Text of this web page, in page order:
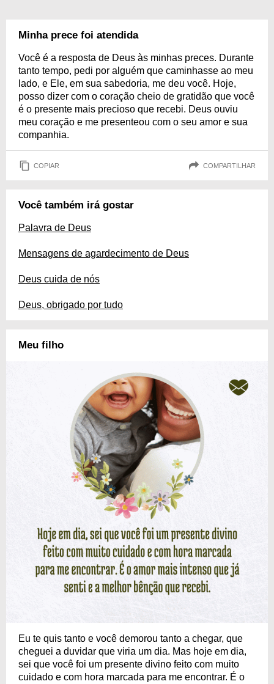
Minha prece foi atendida
Você é a resposta de Deus às minhas preces. Durante
tanto tempo, pedi por alguém que caminhasse ao meu
lado, e Ele, em sua sabedoria, me deu você. Hoje,
posso dizer com o coração cheio de gratidão que você
é o presente mais precioso que recebi. Deus ouviu
meu coração e me presenteou com o seu amor e sua
companhia.
COPIAR COMPARTILHAR
Você também irá gostar
Palavra de Deus
Mensagens de agardecimento de Deus
Deus cuida de nós
Deus, obrigado por tudo
Meu filho
Eu te quis tanto e você demorou tanto a chegar, que
cheguei a duvidar que viria um dia. Mas hoje em dia,
sei que você foi um presente divino feito com muito
cuidado e com hora marcada para me encontrar. É o